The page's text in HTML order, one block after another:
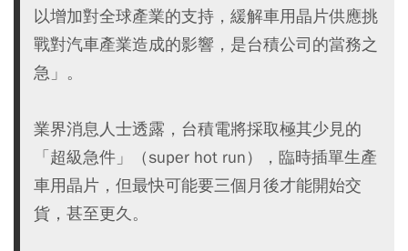
以增加對全球產業的支持，緩解車用晶片供應挑
戰對汽車產業造成的影響，是台積公司的當務之
急」。
業界消息人士透露，台積電將採取極其少見的
「超級急件」（super hot run），臨時插單生產
車用晶片，但最快可能要三個月後才能開始交
貨，甚至更久。